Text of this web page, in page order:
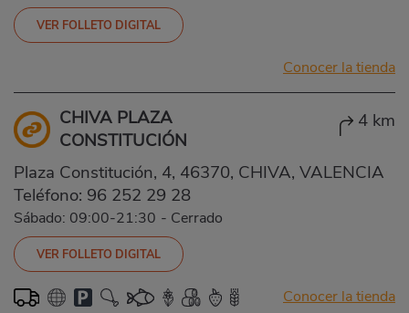
VER FOLLETO DIGITAL
Conocer la tienda
CHIVA PLAZA
CONSTITUCIÓN
4 km
Plaza Constitución, 4, 46370, CHIVA, VALENCIA
Teléfono: 96 252 29 28
Sábado: 09:00-21:30 - Cerrado
VER FOLLETO DIGITAL
Conocer la tienda